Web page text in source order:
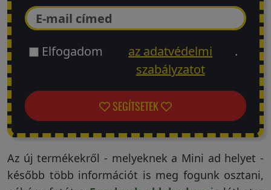
Elfogadom
az adatvédelmi
szabályzatot
.
SEGÍTSETEK
Az új termékekről - melyeknek a Mini ad helyet -
később több információt is meg fogunk osztani,